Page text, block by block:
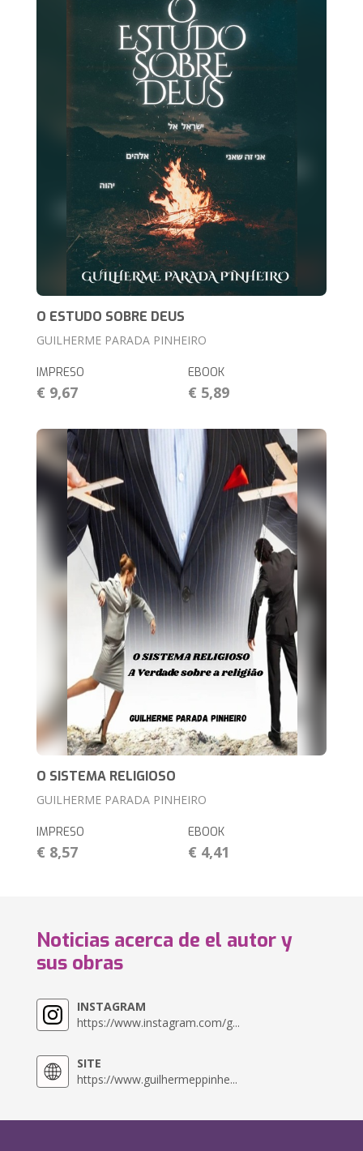
O ESTUDO SOBRE DEUS
GUILHERME PARADA PINHEIRO
IMPRESO
€ 9,67
EBOOK
€ 5,89
O SISTEMA RELIGIOSO
GUILHERME PARADA PINHEIRO
IMPRESO
€ 8,57
EBOOK
€ 4,41
Noticias acerca de el autor y
sus obras
INSTAGRAM
https://www.instagram.com/g...
SITE
https://www.guilhermeppinhe...